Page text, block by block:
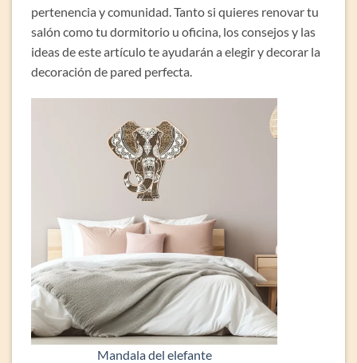
pertenencia y comunidad. Tanto si quieres renovar tu
salón como tu dormitorio u oficina, los consejos y las
ideas de este artículo te ayudarán a elegir y decorar la
decoración de pared perfecta.
Mandala del elefante